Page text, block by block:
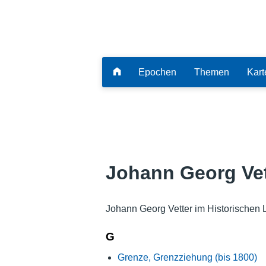
Epochen Themen
Johann Georg
Johann Georg Vetter im Historischen
G
Grenze, Grenzziehung (bis 1800)